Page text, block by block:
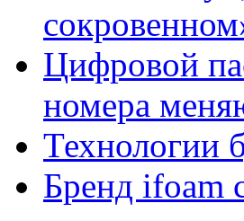
Цифровой
номера
Технологии
Бренд ifoam